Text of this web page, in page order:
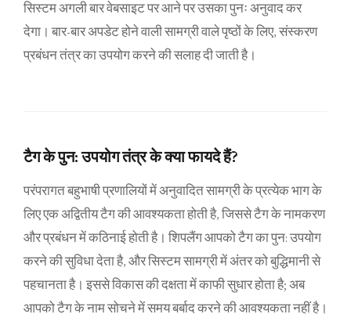
सिस्टम अगली बार वेबसाइट पर आने पर उसका पुनः अनुवाद कर
देगा। बार-बार अपडेट होने वाली सामग्री वाले पृष्ठों के लिए, संस्करण
प्रबंधन तंत्र का उपयोग करने की सलाह दी जाती है।
टैग के पुन: उपयोग तंत्र के क्या फायदे हैं?
परंपरागत बहुभाषी प्रणालियों में अनुवादित सामग्री के प्रत्येक भाग के
लिए एक अद्वितीय टैग की आवश्यकता होती है, जिससे टैग के नामकरण
और प्रबंधन में कठिनाई होती है। शिपलैंग आपको टैग का पुन: उपयोग
करने की सुविधा देता है, और सिस्टम सामग्री में अंतर को बुद्धिमानी से
पहचानता है। इससे विकास की दक्षता में काफी सुधार होता है; अब
आपको टैग के नाम सोचने में समय बर्बाद करने की आवश्यकता नहीं है।